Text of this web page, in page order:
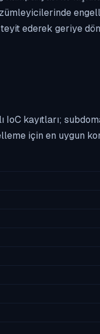
teyit ederek geriye
IoC kayıtları;
için en uygun